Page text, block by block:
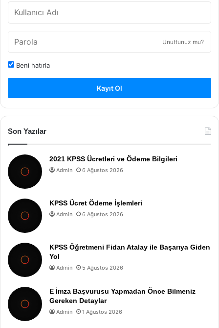
Unuttunuz mu?
Beni hatırla
Kayıt Ol
Son Yazılar
2021 KPSS Ücretleri ve Ödeme Bilgileri
Admin 6 Ağustos 2026
KPSS Ücret Ödeme İşlemleri
Admin 6 Ağustos 2026
KPSS Öğretmeni Fidan Atalay ile Başarıya Giden
Yol
Admin 5 Ağustos 2026
E İmza Başvurusu Yapmadan Önce Bilmeniz
Gereken Detaylar
Admin 1 Ağustos 2026